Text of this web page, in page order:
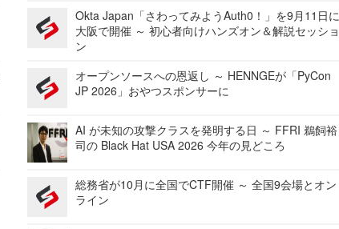
Okta Japan「さわってみようAuth0！」を9月11日に
大阪で開催 ～ 初心者向けハンズオン＆解説セッショ
ン
オープンソースへの恩返し ～ HENNGEが「PyCon
JP 2026」おやつスポンサーに
AI が未知の攻撃クラスを発明する日 ～ FFRI 鵜飼裕
司の Black Hat USA 2026 今年の見どころ
総務省が10月に全国でCTF開催 ～ 全国9会場とオン
ライン